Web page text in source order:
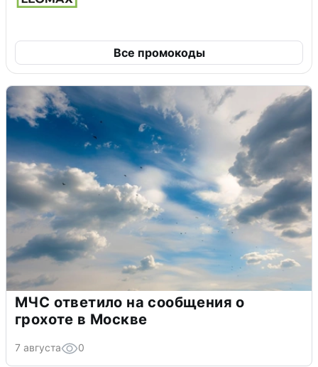
Все промокоды
МЧС ответило на сообщения о
грохоте в Москве
7 августа 0